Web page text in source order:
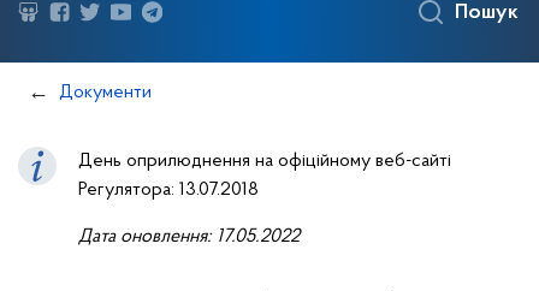
Пошук
Документи
День оприлюднення на офіційному веб-сайті
Регулятора: 13.07.2018
Дата оновлення: 17.05.2022